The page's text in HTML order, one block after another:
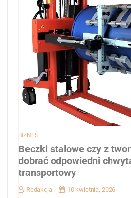
BIZNES
Beczki stalowe czy z
dobrać odpowiedni
transportowy
Redakcja 10 kwietnia, 2026